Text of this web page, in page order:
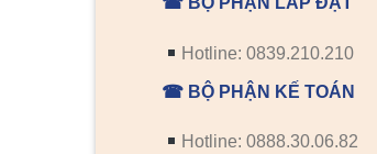
Hotline: 0839.210.210
☎ BỘ PHẬN KẾ TOÁN
Hotline: 0888.30.06.82